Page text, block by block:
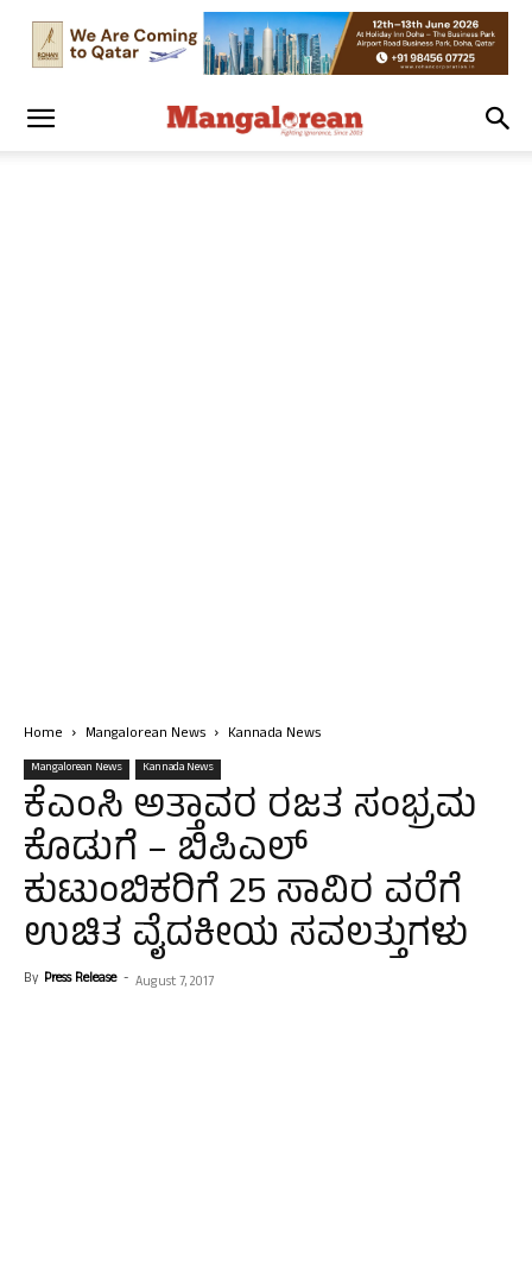
Home Mangalorean News Kannada News
Mangalorean News Kannada News
ಕೆಎಂಸಿ ಅತ್ತಾವರ ರಜತ ಸಂಭ್ರಮ
ಕೊಡುಗೆ – ಬಿಪಿಎಲ್
ಕುಟುಂಬಿಕರಿಗೆ 25 ಸಾವಿರ ವರೆಗೆ
ಉಚಿತ ವೈದಕೀಯ ಸವಲತ್ತುಗಳು
By Press Release - August 7, 2017